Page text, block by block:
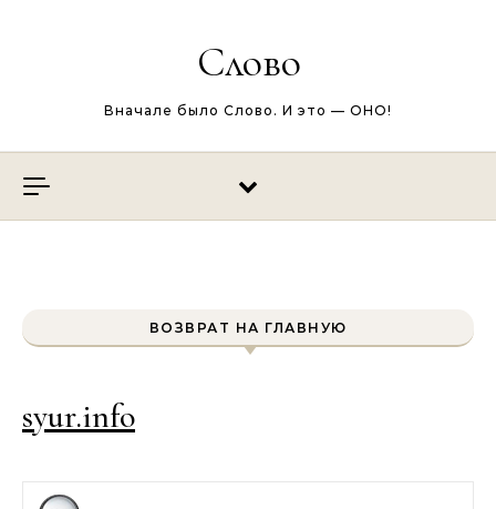
Слово
Вначале было Слово. И это — ОНО!
ВОЗВРАТ НА ГЛАВНУЮ
syur.info